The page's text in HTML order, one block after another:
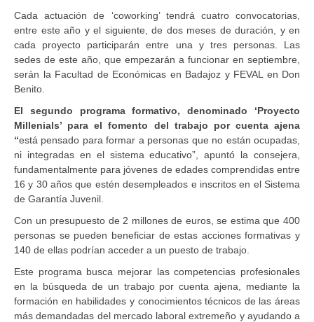
Cada actuación de ‘coworking’ tendrá cuatro convocatorias,
entre este año y el siguiente, de dos meses de duración, y en
cada proyecto participarán entre una y tres personas. Las
sedes de este año, que empezarán a funcionar en septiembre,
serán la Facultad de Económicas en Badajoz y FEVAL en Don
Benito.
El segundo programa formativo, denominado ‘Proyecto
Millenials’ para el fomento del trabajo por cuenta ajena
“está pensado para formar a personas que no están ocupadas,
ni integradas en el sistema educativo”, apuntó la consejera,
fundamentalmente para jóvenes de edades comprendidas entre
16 y 30 años que estén desempleados e inscritos en el Sistema
de Garantía Juvenil.
Con un presupuesto de 2 millones de euros, se estima que 400
personas se pueden beneficiar de estas acciones formativas y
140 de ellas podrían acceder a un puesto de trabajo.
Este programa busca mejorar las competencias profesionales
en la búsqueda de un trabajo por cuenta ajena, mediante la
formación en habilidades y conocimientos técnicos de las áreas
más demandadas del mercado laboral extremeño y ayudando a